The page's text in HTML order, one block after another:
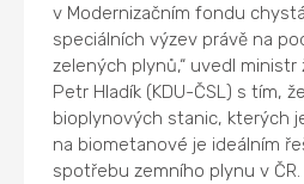
v Modernizačním fondu
speciálních výzev právě na
zelených plynů,“ uvedl
Petr Hladík (KDU-ČSL) s tím,
bioplynových stanic, kterých
na biometanové je ideálním
spotřebu zemního plynu v ČR.